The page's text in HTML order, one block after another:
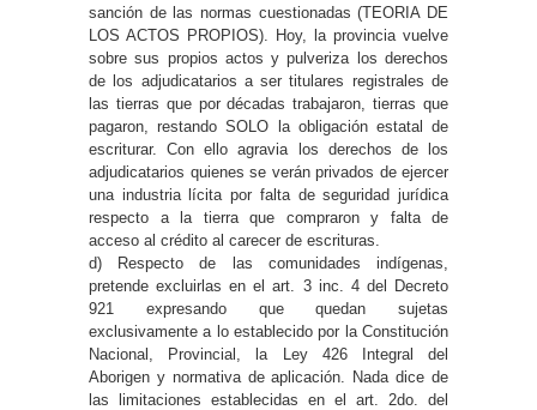
sanción de las normas cuestionadas (TEORIA DE
LOS ACTOS PROPIOS). Hoy, la provincia vuelve
sobre sus propios actos y pulveriza los derechos
de los adjudicatarios a ser titulares registrales de
las tierras que por décadas trabajaron, tierras que
pagaron, restando SOLO la obligación estatal de
escriturar. Con ello agravia los derechos de los
adjudicatarios quienes se verán privados de ejercer
una industria lícita por falta de seguridad jurídica
respecto a la tierra que compraron y falta de
acceso al crédito al carecer de escrituras.
d) Respecto de las comunidades indígenas,
pretende excluirlas en el art. 3 inc. 4 del Decreto
921 expresando que quedan sujetas
exclusivamente a lo establecido por la Constitución
Nacional, Provincial, la Ley 426 Integral del
Aborigen y normativa de aplicación. Nada dice de
las limitaciones establecidas en el art. 2do. del